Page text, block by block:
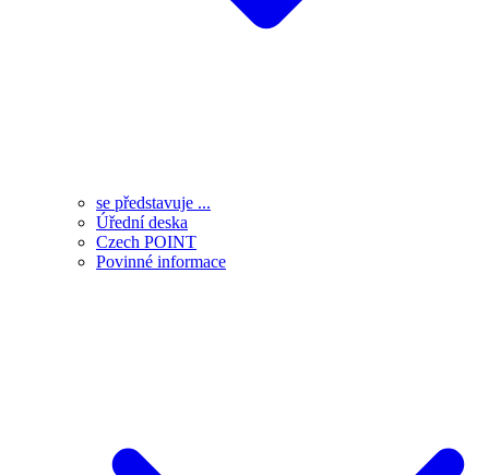
se představuje ...
Úřední deska
Czech POINT
Povinné informace